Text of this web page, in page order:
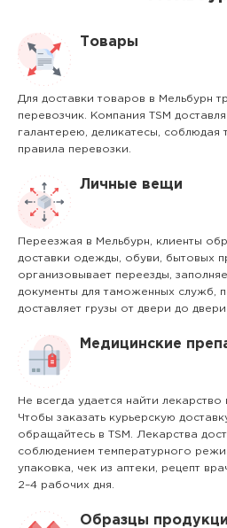
Товары
Для доставки товаров в Мельбурн
перевозчик. Компания TSM
галантерею, деликатесы,
правила перевозки.
Личные вещи
Переезжая в Мельбурн, клиенты
доставки одежды, обуви, бытовых
организовывает переезды,
документы для таможенных служб,
доставляет грузы от двери до двери.
Медицинские
Не всегда удается найти
Чтобы заказать курьерскую
обращайтесь в TSM. Лекарства
соблюдением температурного
упаковка, чек из аптеки, рецепт
2–4 рабочих дня.
Образцы